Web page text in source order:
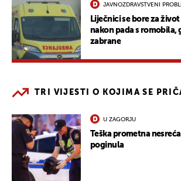
JAVNOZDRAVSTVENI
Liječnici se bore za
nakon pada s romobila,
zabrane
TRI VIJESTI O KOJIMA SE
U ZAGORJU
Teška prometna
poginula